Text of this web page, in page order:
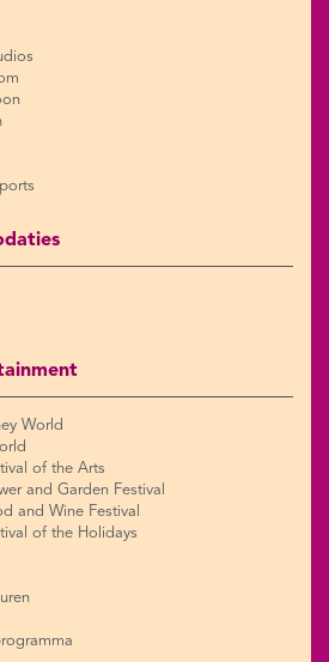
World
of the Arts
and Garden Festival
and Wine Festival
of the Holidays